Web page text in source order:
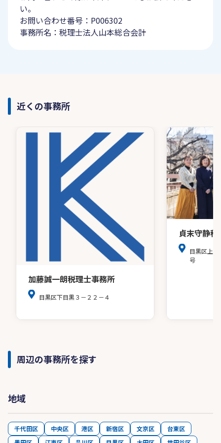
い。
お問い合わせ番号：P006302
事務所名：税理士法人山本総合会計
近くの事務所
加藤誠一朗税理士事務所
目黒区下目黒３－２２－４
貞末守静
目黒区上
号
周辺の事務所を探す
地域
千代田区 中央区 港区 新宿区 文京区
台東区